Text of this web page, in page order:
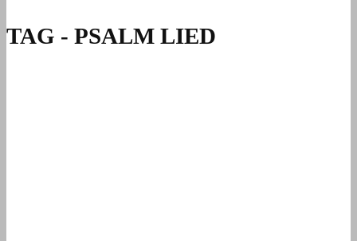
TAG - PSALM LIED